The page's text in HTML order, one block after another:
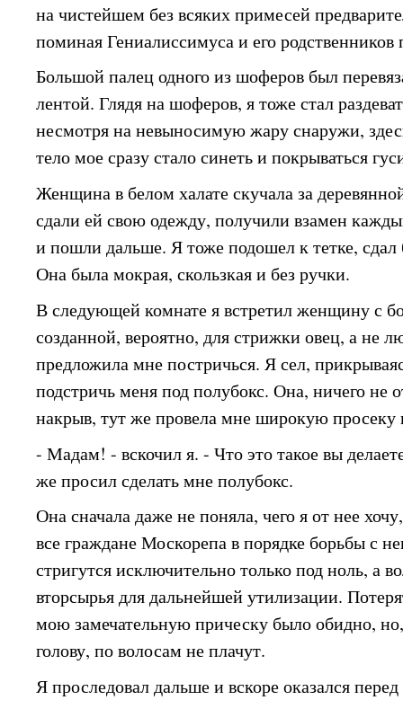
на чистейшем без всяких примесей
поминая Гениалиссимуса и его
Большой палец одного из шоферов был
лентой. Глядя на шоферов, я тоже стал
несмотря на невыносимую жару снаружи,
тело мое сразу стало синеть и покрываться
Женщина в белом халате скучала за
сдали ей свою одежду, получили взамен
и пошли дальше. Я тоже подошел к тетке,
Она была мокрая, скользкая и без ручки.
В следующей комнате я встретил женщину с
созданной, вероятно, для стрижки овец, а не
предложила мне постричься. Я сел,
подстричь меня под полубокс. Она, ничего не
накрыв, тут же провела мне широкую просеку
- Мадам! - вскочил я. - Что это такое вы
же просил сделать мне полубокс.
Она сначала даже не поняла, чего я от нее
все граждане Москорепа в порядке борьбы с
стригутся исключительно только под ноль, а
вторсырья для дальнейшей утилизации.
мою замечательную прическу было обидно,
голову, по волосам не плачут.
Я проследовал дальше и вскоре оказался